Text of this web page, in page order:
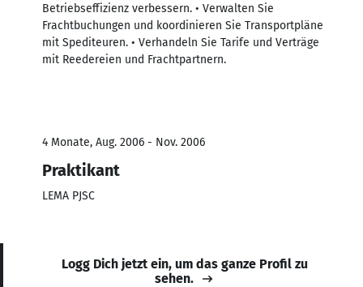
Betriebseffizienz verbessern. • Verwalten Sie
Frachtbuchungen und koordinieren Sie Transportpläne
mit Spediteuren. • Verhandeln Sie Tarife und Verträge
mit Reedereien und Frachtpartnern.
4 Monate, Aug. 2006 - Nov. 2006
Praktikant
LEMA PJSC
Logg Dich jetzt ein, um das ganze Profil zu
sehen.